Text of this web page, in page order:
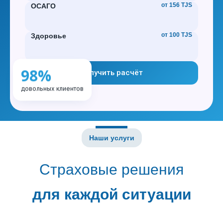
ОСАГО от 156 TJS
Здоровье от 100 TJS
Получить расчёт
98%
довольных клиентов
Наши услуги
Страховые решения
для каждой ситуации